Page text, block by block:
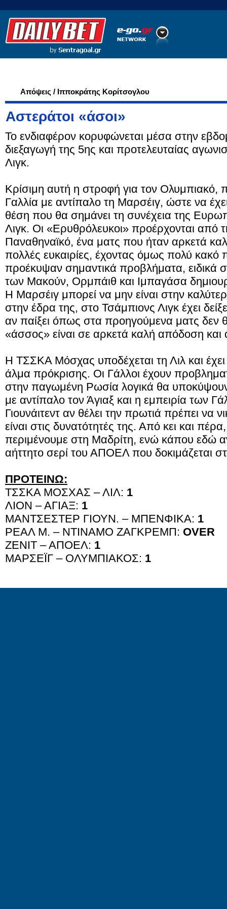
Απόψεις / Ιπποκράτης Κορίτσογλου
Αστεράτοι «άσοι»
Το ενδιαφέρον κορυφώνεται μέσα στην
διεξαγωγή της 5ης και προτελευταίας
Λιγκ.
Κρίσιμη αυτή η στροφή για τον Ολυμπιακό,
Γαλλία με αντίπαλο τη Μαρσέιγ, ώστε να
θέση που θα σημάνει τη συνέχεια της
Λιγκ. Οι «Ερυθρόλευκοι» προέρχονται από
Παναθηναϊκό, ένα ματς που ήταν αρκετά
πολλές ευκαιρίες, έχοντας όμως πολύ
προέκυψαν σημαντικά προβλήματα, ειδικά
των Μακούν, Ορμπάιθ και Ιμπαγάσα
Η Μαρσέιγ μπορεί να μην είναι στην
στην έδρα της, στο Τσάμπιονς Λιγκ έχει
αν παίξει όπως στα προηγούμενα ματς δεν
«άσσος» είναι σε αρκετά καλή απόδοση και
Η ΤΣΣΚΑ Μόσχας υποδέχεται τη Λιλ και έχει
άλμα πρόκρισης. Οι Γάλλοι έχουν
στην παγωμένη Ρωσία λογικά θα
με αντίπαλο τον Άγιαξ και η εμπειρία των
Γιουνάιτεντ αν θέλει την πρωτιά πρέπει να
είναι στις δυνατότητές της. Από κει και
περιμένουμε στη Μαδρίτη, ενώ κάπου εδώ
αήττητο σερί του ΑΠΟΕΛ που δοκιμάζεται
ΠΡΟΤΕΙΝΩ:
ΤΣΣΚΑ ΜΟΣΧΑΣ – ΛΙΛ: 1
ΛΙΟΝ – ΑΓΙΑΞ: 1
ΜΑΝΤΣΕΣΤΕΡ ΓΙΟΥΝ. – ΜΠΕΝΦΙΚΑ: 1
ΡΕΑΛ Μ. – ΝΤΙΝΑΜΟ ΖΑΓΚΡΕΜΠ: OVER
ΖΕΝΙΤ – ΑΠΟΕΛ: 1
ΜΑΡΣΕΪΓ – ΟΛΥΜΠΙΑΚΟΣ: 1